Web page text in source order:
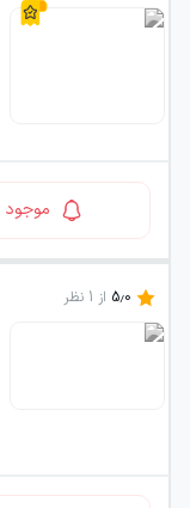
موجود
5.0 از 1 نظر